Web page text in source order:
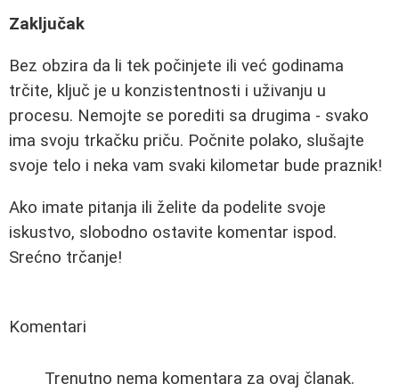
Zaključak
Bez obzira da li tek počinjete ili već godinama
trčite, ključ je u konzistentnosti i uživanju u
procesu. Nemojte se porediti sa drugima - svako
ima svoju trkačku priču. Počnite polako, slušajte
svoje telo i neka vam svaki kilometar bude praznik!
Ako imate pitanja ili želite da podelite svoje
iskustvo, slobodno ostavite komentar ispod.
Srećno trčanje!
Komentari
Trenutno nema komentara za ovaj članak.